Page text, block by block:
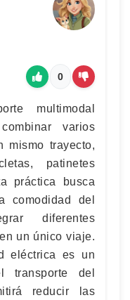
0
multimodal
varios
mismo trayecto,
patinetes
práctica busca
comodidad del
diferentes
un único viaje.
eléctrica es un
transporte del
reducir las